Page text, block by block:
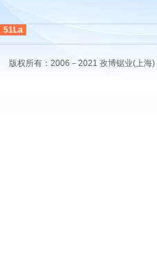
51La
版权所有：2006－2021 孜博锯业(上海) |